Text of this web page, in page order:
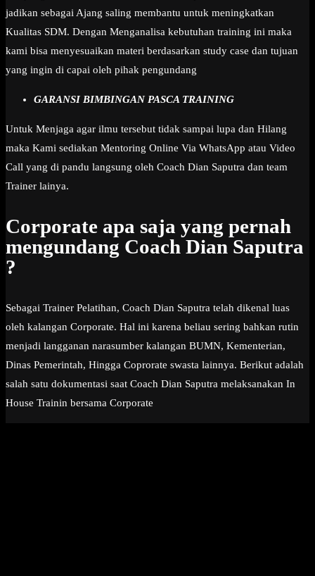
jadikan sebagai Ajang saling membantu untuk meningkatkan
Kualitas SDM. Dengan Menganalisa kebutuhan training ini maka
kami bisa menyesuaikan materi berdasarkan study case dan tujuan
yang ingin di capai oleh pihak pengundang
GARANSI BIMBINGAN PASCA TRAINING
Untuk Menjaga agar ilmu tersebut tidak sampai lupa dan Hilang
maka Kami sediakan Mentoring Online Via WhatsApp atau Video
Call yang di pandu langsung oleh Coach Dian Saputra dan team
Trainer lainya.
Corporate apa saja yang pernah
mengundang Coach Dian Saputra
?
Sebagai Trainer Pelatihan, Coach Dian Saputra telah dikenal luas
oleh kalangan Corporate. Hal ini karena beliau sering bahkan rutin
menjadi langganan narasumber kalangan BUMN, Kementerian,
Dinas Pemerintah, Hingga Coprorate swasta lainnya. Berikut adalah
salah satu dokumentasi saat Coach Dian Saputra melaksanakan In
House Trainin bersama Corporate